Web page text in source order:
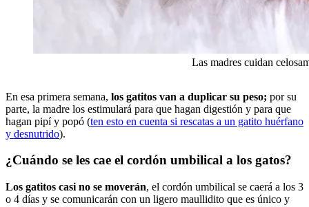
Las madres cuidan
En esa primera semana, los gatitos van a duplicar su peso; por su
parte, la madre los estimulará para que hagan digestión y para que
hagan pipí y popó (ten esto en cuenta si rescatas a un gatito huérfano
y desnutrido).
¿Cuándo se les cae el cordón umbilical a los gatos?
Los gatitos casi no se moverán, el cordón umbilical se caerá a los 3
o 4 días y se comunicarán con un ligero maullidito que es único y